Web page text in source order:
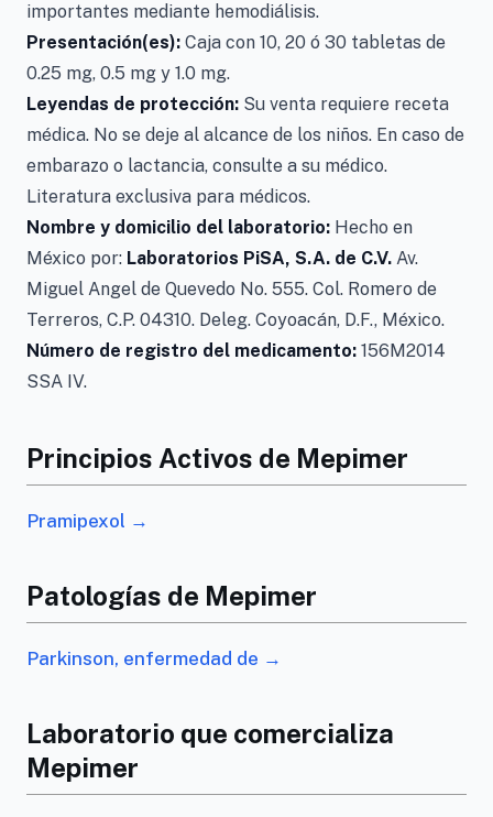
importantes mediante hemodiálisis.
Presentación(es): Caja con 10, 20 ó 30 tabletas de
0.25 mg, 0.5 mg y 1.0 mg.
Leyendas de protección: Su venta requiere receta
médica. No se deje al alcance de los niños. En caso de
embarazo o lactancia, consulte a su médico.
Literatura exclusiva para médicos.
Nombre y domicilio del laboratorio: Hecho en
México por: Laboratorios PiSA, S.A. de C.V. Av.
Miguel Angel de Quevedo No. 555. Col. Romero de
Terreros, C.P. 04310. Deleg. Coyoacán, D.F., México.
Número de registro del medicamento: 156M2014
SSA IV.
Principios Activos de Mepimer
Pramipexol →
Patologías de Mepimer
Parkinson, enfermedad de →
Laboratorio que comercializa
Mepimer